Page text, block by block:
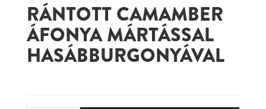
RÁNTOTT CAMAMBER
ÁFONYA MÁRTÁSSAL
HASÁBBURGONYÁVAL